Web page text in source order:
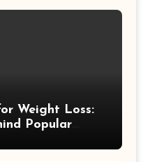
Weight Loss:
Popular